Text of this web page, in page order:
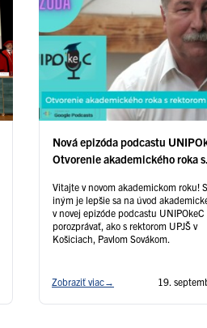
Nová epizóda podcastu
Otvorenie akademického roka s
Vitajte v novom akademickom roku!
iným je lepšie sa na úvod
v novej epizóde podcastu UNIPOkeC
porozprávať, ako s rektorom UPJŠ v
Košiciach, Pavlom Sovákom.
Zobraziť viac→ 19.